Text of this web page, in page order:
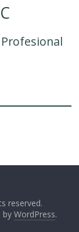
reserved.
by WordPress.